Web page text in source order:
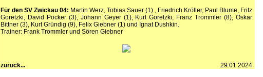
Für den SV Zwickau 04: Martin Werz, Tobias Sauer (1) , Friedrich Kröller, Paul Blume, Fritz
Goretzki, David Pöcker (3), Johann Geyer (1), Kurt Goretzki, Franz Trommler (8), Oskar
Bittner (3), Kurt Gründig (9), Felix Giebner (1) und Ignat Dushkin.
Trainer: Frank Trommler und Sören Giebner
zurück... 29.01.2024